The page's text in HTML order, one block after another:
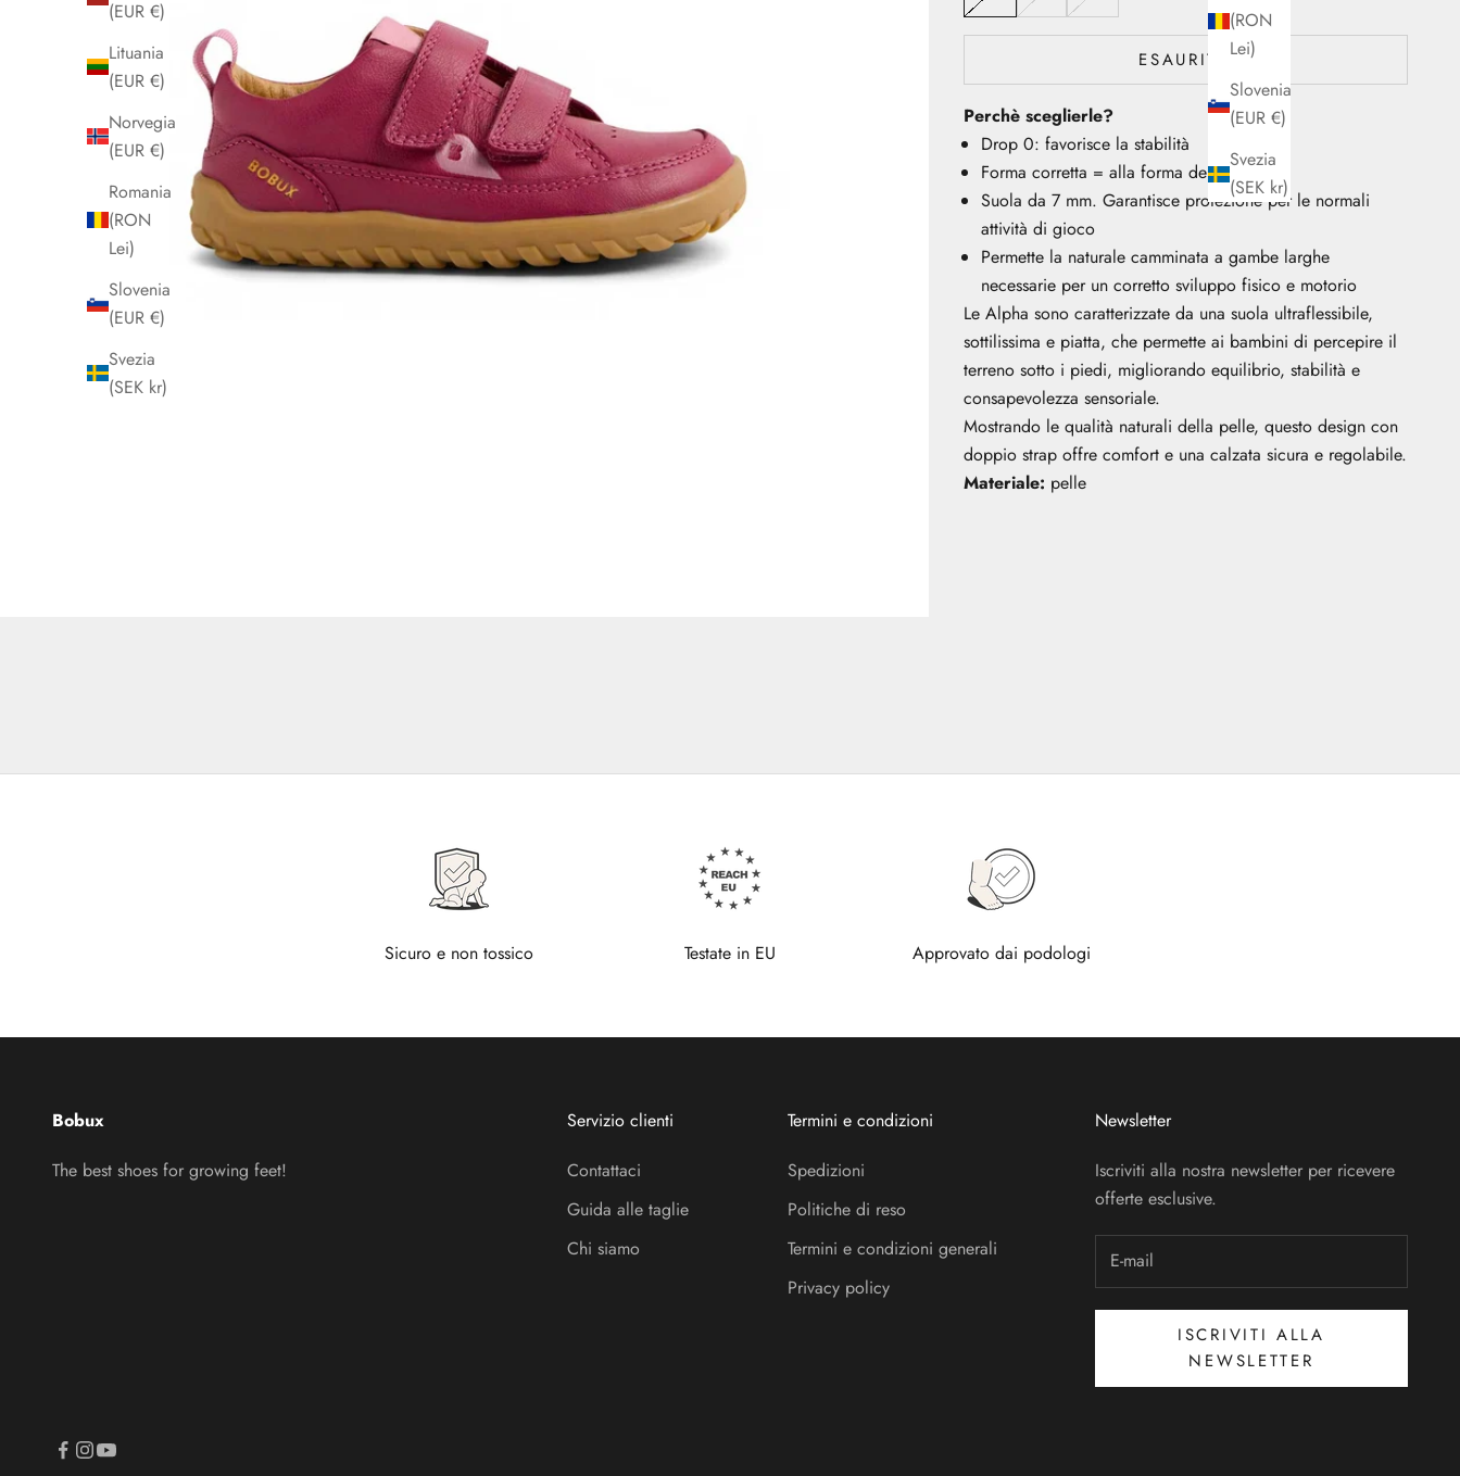
(RON
Lei)
Slovenia
(EUR €)
Svezia
(SEK kr)
(EUR €)
Lituania
(EUR €)
Norvegia
(EUR €)
Romania
(RON
Lei)
Slovenia
(EUR €)
Svezia
(SEK kr)
ESAURITO
Perchè sceglierle?
Drop 0: favorisce la stabilità
Forma corretta = alla forma del piede
Suola da 7 mm. Garantisce protezione per le normali
attività di gioco
Permette la naturale camminata a gambe larghe
necessarie per un corretto sviluppo fisico e motorio
Le Alpha sono caratterizzate da una suola ultraflessibile,
sottilissima e piatta, che permette ai bambini di percepire il
terreno sotto i piedi, migliorando equilibrio, stabilità e
consapevolezza sensoriale.
Mostrando le qualità naturali della pelle, questo design con
doppio strap offre comfort e una calzata sicura e regolabile.
Materiale: pelle
Sicuro e non tossico Testate in EU Approvato dai podologi
Bobux
The best shoes for growing feet!
Servizio clienti
Contattaci
Guida alle taglie
Chi siamo
Termini e condizioni
Spedizioni
Politiche di reso
Termini e condizioni generali
Privacy policy
Newsletter
Iscriviti alla nostra newsletter per ricevere
offerte esclusive.
ISCRIVITI ALLA
NEWSLETTER